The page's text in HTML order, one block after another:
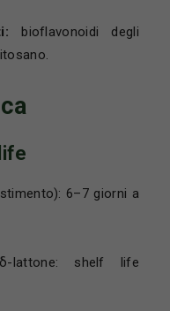
bioflavonoidi degli
6–7 giorni a
lattone: shelf life